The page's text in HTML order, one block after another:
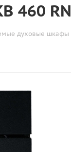
460 RN
духовые шкафы